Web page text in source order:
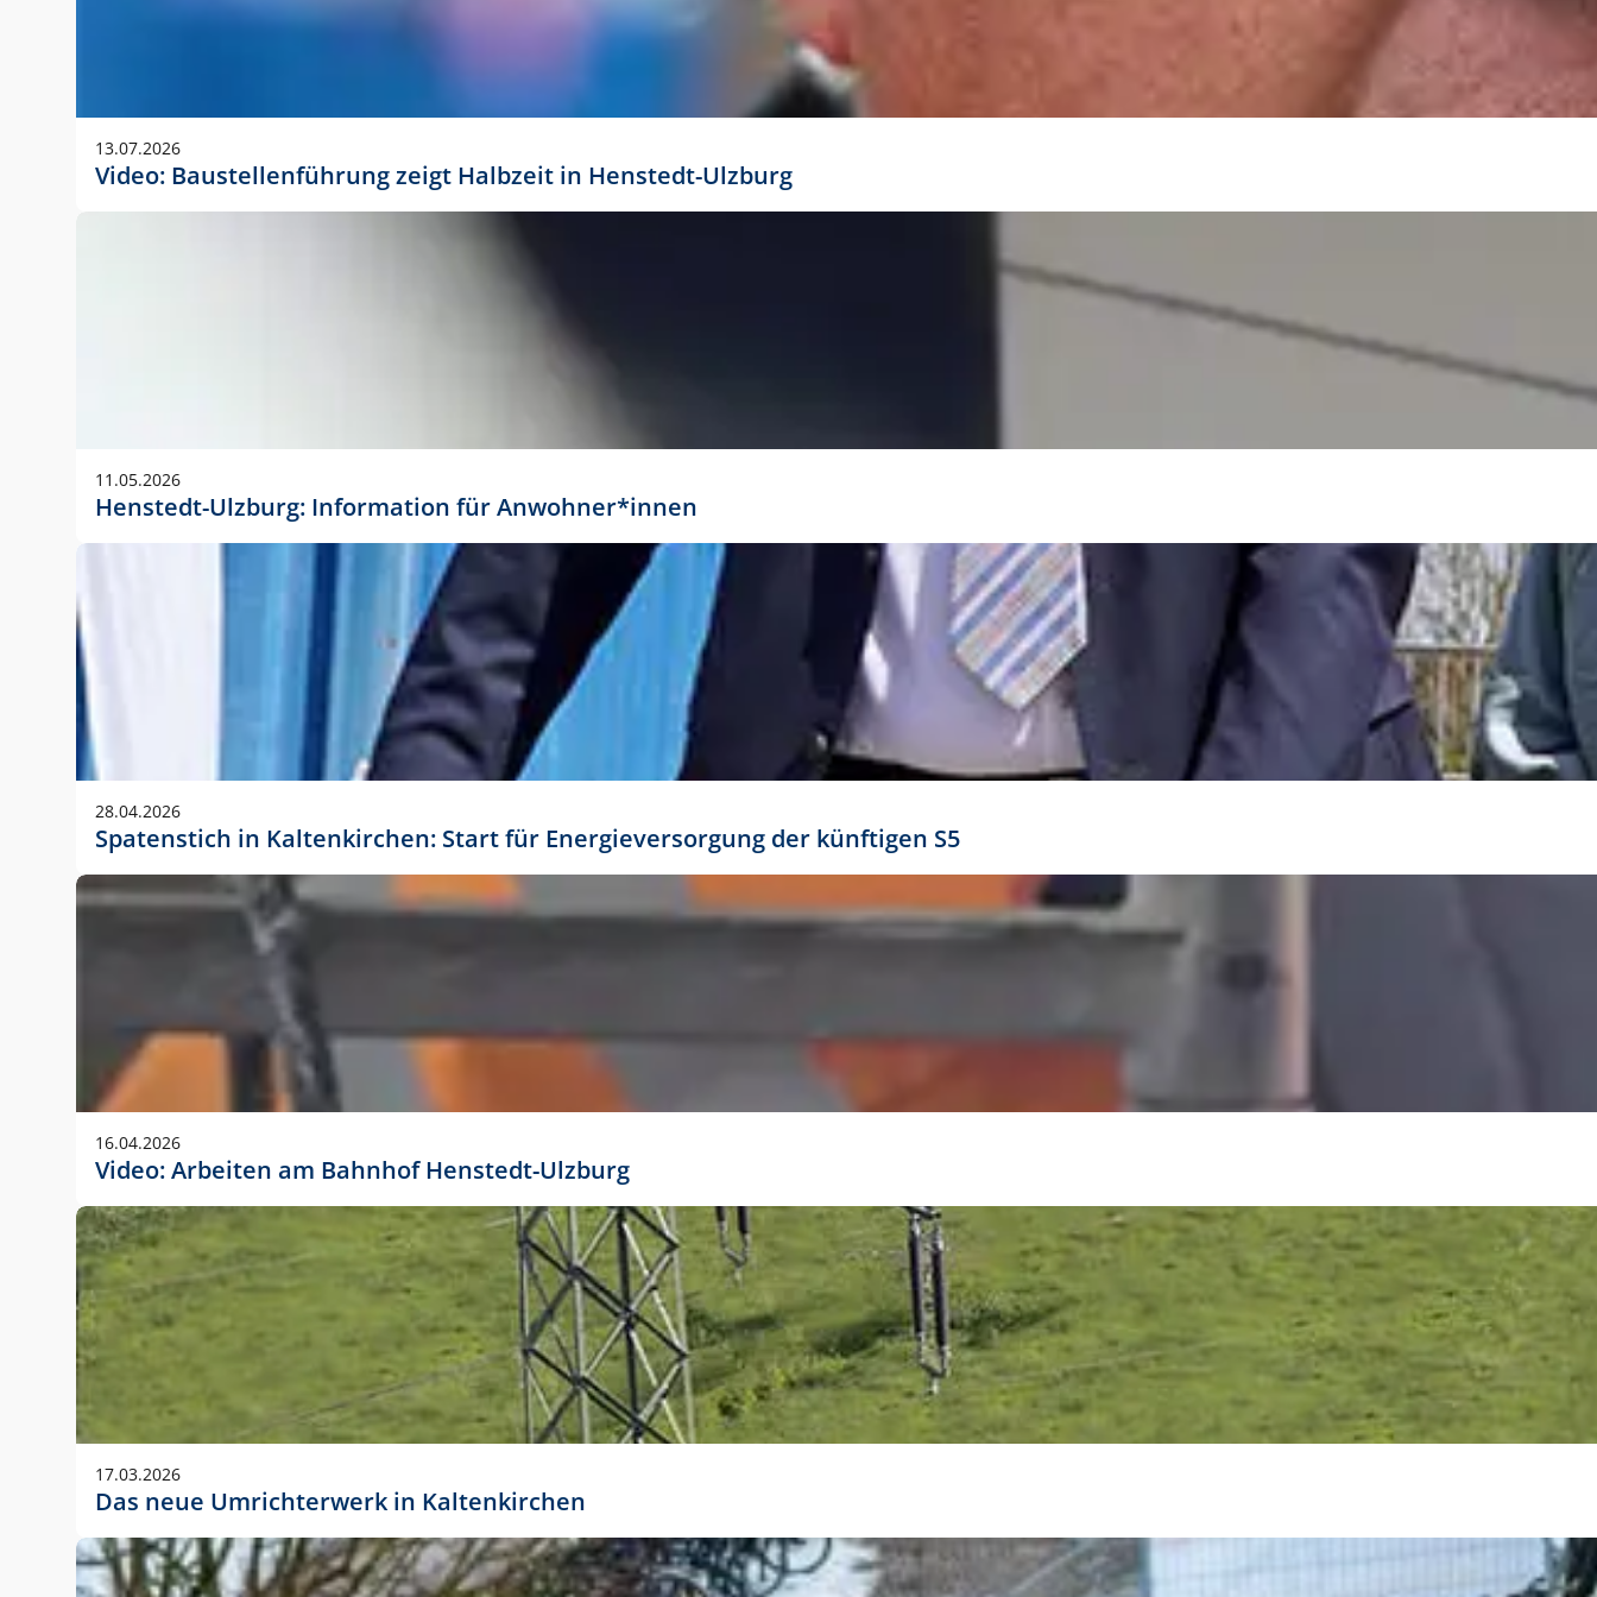
Anwendungsgröße im Layout:
Die Logohöhe beträgt 4 – 10 % der jeweiligen Formathöhe. Daraus ergeben sich für gängige Formate
folgende fest definierte Anwendungsgrößen im Layout:
DIN A3 – 15 mm hoch (5 %)
DIN A1 – 39 mm hoch (5 %)
DIN lang – 10 mm hoch (5 %)
1080 x 1080 px – 78 px hoch (7 %)
In Ausnahmefällen darf das Logo jedoch auch größer oder kleiner gesetzt werden. Dazu bedarf es jedoch
stets der vorherigen Absprache mit der Marketingabteilung.
13.07.2026
Video: Baustellenführung zeigt Halbzeit in Henstedt-Ulzburg
11.05.2026
Henstedt-Ulzburg: Information für Anwohner*innen
28.04.2026
Spatenstich in Kaltenkirchen: Start für Energieversorgung der künftigen S5
16.04.2026
Video: Arbeiten am Bahnhof Henstedt-Ulzburg
17.03.2026
Das neue Umrichterwerk in Kaltenkirchen